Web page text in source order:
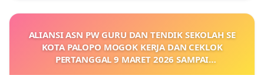
ALIANSI ASN PW GURU DAN TENDIK SEKOLAH SE
KOTA PALOPO MOGOK KERJA DAN CEKLOK
PERTANGGAL 9 MARET 2026 SAMPAI